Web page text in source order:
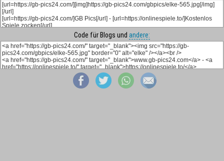
Code für Blogs und andere: